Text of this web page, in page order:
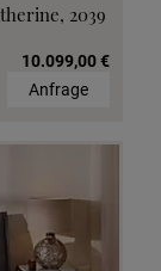
2039
10.099,00 €
Anfrage